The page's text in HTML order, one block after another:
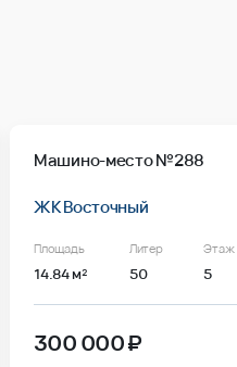
Машино-место №288
ЖК Восточный
Площадь
14.84 м²
Литер
50
Этаж
5
300 000 ₽